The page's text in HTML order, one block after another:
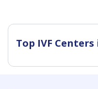
Top IVF